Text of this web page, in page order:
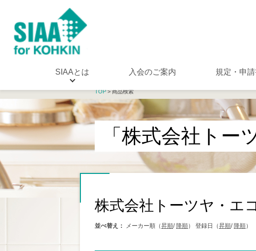
SIAAとは 入会のご案内 規定・申
TOP> 商品検索
「株式会社トー
株式会社トーツヤ・エ
並べ替え： メーカー順（昇順/ 降順） 登録日（昇順/ 降順）